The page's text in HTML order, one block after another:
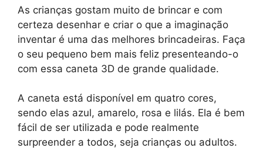
As crianças gostam muito de brincar e com
certeza desenhar e criar o que a imaginação
inventar é uma das melhores brincadeiras. Faça
o seu pequeno bem mais feliz presenteando-o
com essa caneta 3D de grande qualidade.
A caneta está disponível em quatro cores,
sendo elas azul, amarelo, rosa e lilás. Ela é bem
fácil de ser utilizada e pode realmente
surpreender a todos, seja crianças ou adultos.